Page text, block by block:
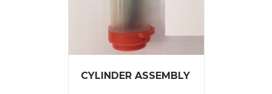
CYLINDER ASSEMBLY